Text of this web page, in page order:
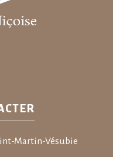
Martin-Vésubie